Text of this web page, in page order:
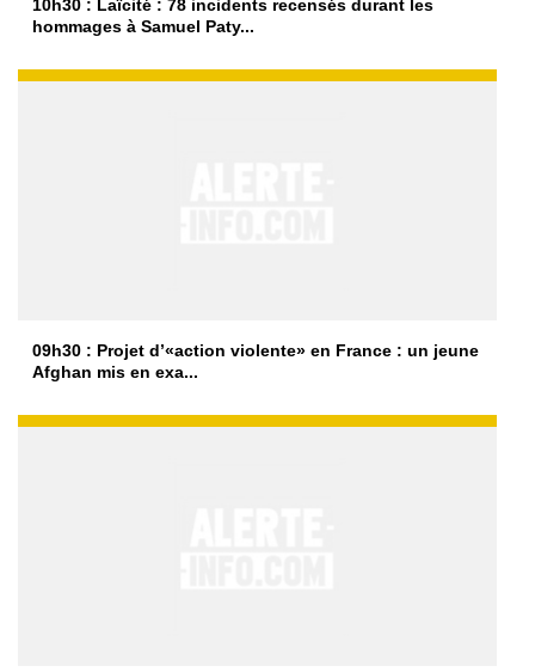
10h30 : Laïcité : 78 incidents recensés durant les
hommages à Samuel Paty...
09h30 : Projet d’«action violente» en France : un jeune
Afghan mis en exa...